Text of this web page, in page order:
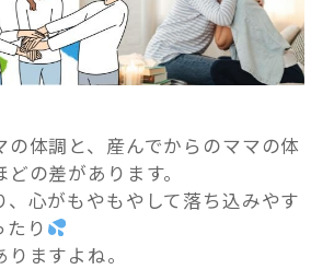
の体調と、産んでからのママの体
の差があります。
、心がもやもやして落ち込みやす
たり
ますよね。